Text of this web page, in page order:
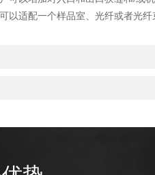
适配一个样品室、光纤或者光纤